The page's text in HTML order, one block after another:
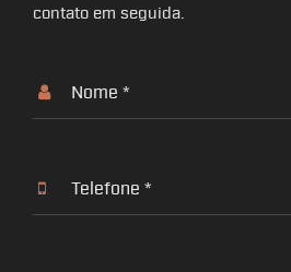
contato em seguida.